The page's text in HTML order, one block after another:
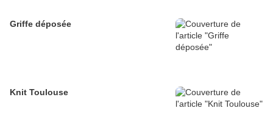
Griffe déposée
Knit Toulouse